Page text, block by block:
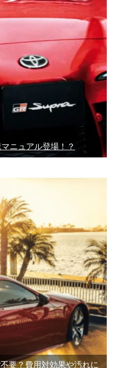
ニュアル登場！？
要？費用対効果や汚れに